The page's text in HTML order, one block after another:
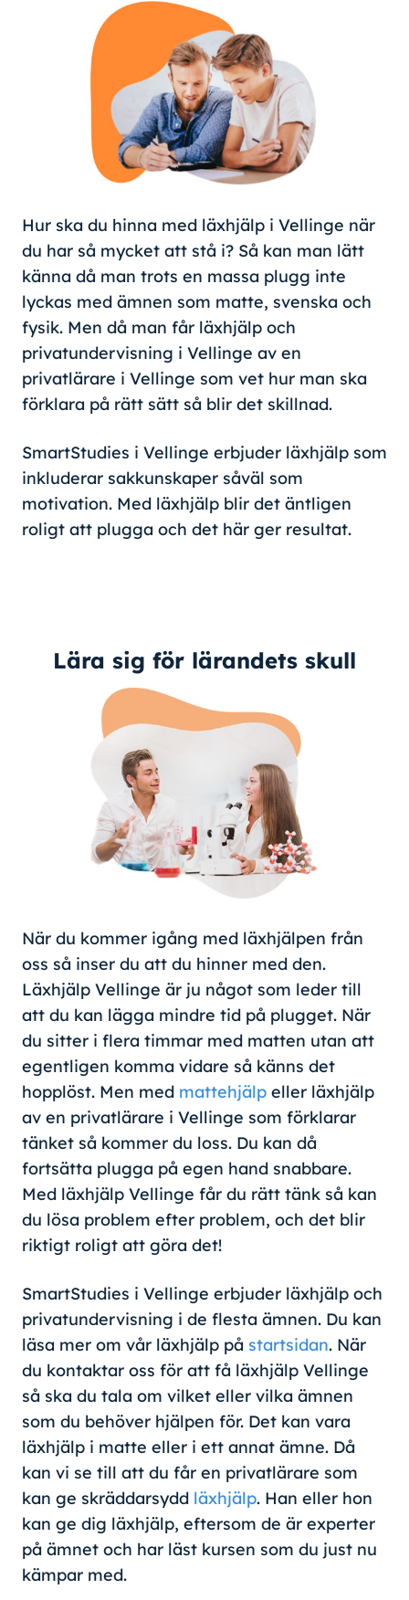
Hur ska du hinna med läxhjälp i Vellinge när
du har så mycket att stå i? Så kan man lätt
känna då man trots en massa plugg inte
lyckas med ämnen som matte, svenska och
fysik. Men då man får läxhjälp och
privatundervisning i Vellinge av en
privatlärare i Vellinge som vet hur man ska
förklara på rätt sätt så blir det skillnad.
SmartStudies i Vellinge erbjuder läxhjälp som
inkluderar sakkunskaper såväl som
motivation. Med läxhjälp blir det äntligen
roligt att plugga och det här ger resultat.
Lära sig för lärandets skull
När du kommer igång med läxhjälpen från
oss så inser du att du hinner med den.
Läxhjälp Vellinge är ju något som leder till
att du kan lägga mindre tid på plugget. När
du sitter i flera timmar med matten utan att
egentligen komma vidare så känns det
hopplöst. Men med mattehjälp eller läxhjälp
av en privatlärare i Vellinge som förklarar
tänket så kommer du loss. Du kan då
fortsätta plugga på egen hand snabbare.
Med läxhjälp Vellinge får du rätt tänk så kan
du lösa problem efter problem, och det blir
riktigt roligt att göra det!
SmartStudies i Vellinge erbjuder läxhjälp och
privatundervisning i de flesta ämnen. Du kan
läsa mer om vår läxhjälp på startsidan. När
du kontaktar oss för att få läxhjälp Vellinge
så ska du tala om vilket eller vilka ämnen
som du behöver hjälpen för. Det kan vara
läxhjälp i matte eller i ett annat ämne. Då
kan vi se till att du får en privatlärare som
kan ge skräddarsydd läxhjälp. Han eller hon
kan ge dig läxhjälp, eftersom de är experter
på ämnet och har läst kursen som du just nu
kämpar med.